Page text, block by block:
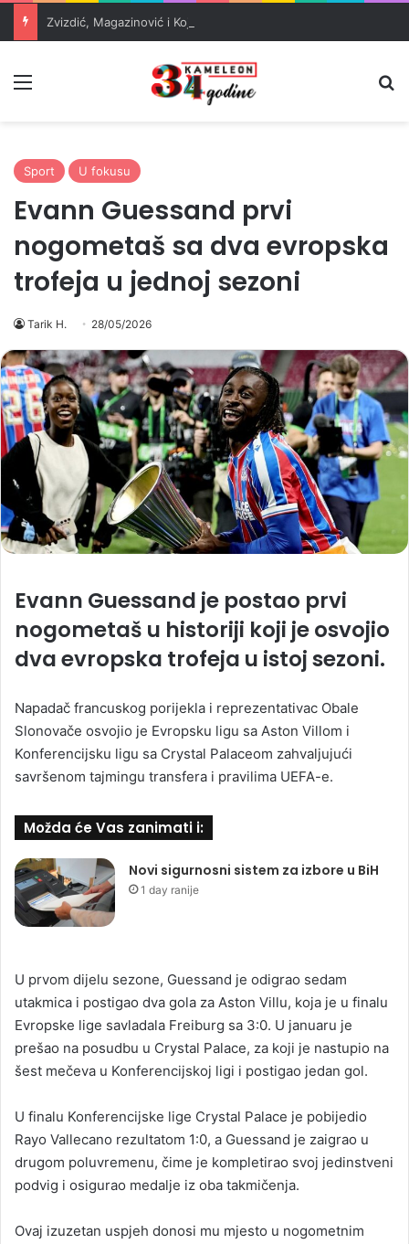
Sport U fokusu
Evann Guessand prvi
nogometaš sa dva evropska
trofeja u jednoj sezoni
Tarik H. 28/05/2026
Evann Guessand je postao prvi
nogometaš u historiji koji je osvojio
dva evropska trofeja u istoj sezoni.
Napadač francuskog porijekla i reprezentativac Obale
Slonovače osvojio je Evropsku ligu sa Aston Villom i
Konferencijsku ligu sa Crystal Palaceom zahvaljujući
savršenom tajmingu transfera i pravilima UEFA-e.
Možda će Vas zanimati i:
Novi sigurnosni sistem za izbore u BiH
1 day ranije
U prvom dijelu sezone, Guessand je odigrao sedam
utakmica i postigao dva gola za Aston Villu, koja je u finalu
Evropske lige savladala Freiburg sa 3:0. U januaru je
prešao na posudbu u Crystal Palace, za koji je nastupio na
šest mečeva u Konferencijskoj ligi i postigao jedan gol.
U finalu Konferencijske lige Crystal Palace je pobijedio
Rayo Vallecano rezultatom 1:0, a Guessand je zaigrao u
drugom poluvremenu, čime je kompletirao svoj jedinstveni
podvig i osigurao medalje iz oba takmičenja.
Ovaj izuzetan uspjeh donosi mu mjesto u nogometnim